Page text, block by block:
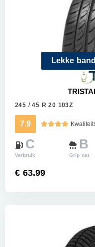
Lekke
245 / 45 R 20 103Z
7.9
C
Verbruik
B
Grip nat
€ 63.99